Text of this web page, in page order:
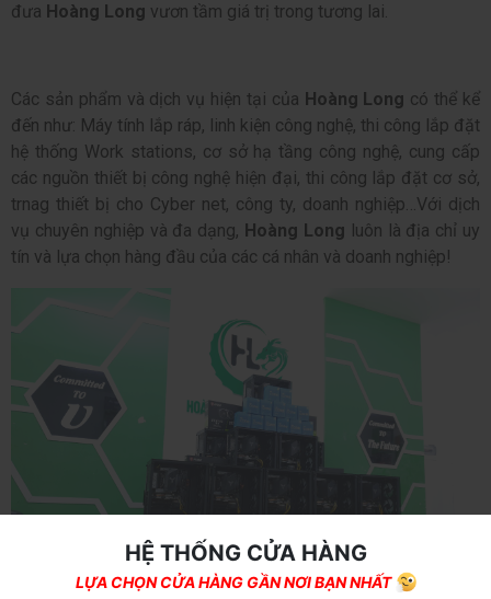
đưa Hoàng Long vươn tầm giá trị trong tương lai.
Các sản phẩm và dịch vụ hiện tại của Hoàng Long có thể kể
đến như: Máy tính lắp ráp, linh kiện công nghệ, thi công lắp đặt
hệ thống Work stations, cơ sở hạ tầng công nghệ, cung cấp
các nguồn thiết bị công nghệ hiện đại, thi công lắp đặt cơ sở,
trnag thiết bị cho Cyber net, công ty, doanh nghiệp…Với dịch
vụ chuyên nghiệp và đa dạng, Hoàng Long luôn là địa chỉ uy
tín và lựa chọn hàng đầu của các cá nhân và doanh nghiệp!
HỆ THỐNG CỬA HÀNG
LỰA CHỌN CỬA HÀNG GẦN NƠI BẠN NHẤT